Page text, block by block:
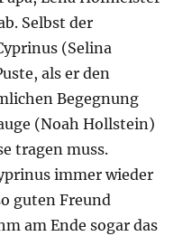
Selbst der
(Selina
als er den
Begegnung
(Noah Hollstein)
tragen muss.
immer wieder
guten Freund
am Ende sogar das